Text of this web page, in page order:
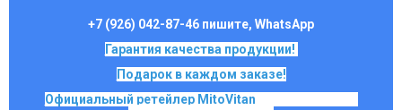
+7 (926) 042-87-46 пишите, WhatsApp
Гарантия качества продукции!
Подарок в каждом заказе!
Официальный ретейлер MitoVitan